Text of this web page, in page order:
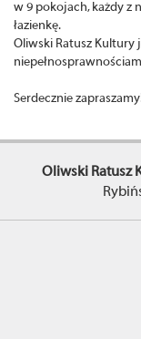
w 9 pokojach, każdy z
łazienkę.
Oliwski Ratusz Kultury
Serdecznie
Oliwski Ratusz